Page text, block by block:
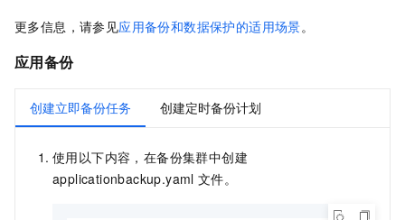
更多信息，请参见应用备份和数据保护的适用场景。
应用备份
创建立即备份任务 创建定时备份计划
使用以下内容，在备份集群中创建
applicationbackup.yaml 文件。